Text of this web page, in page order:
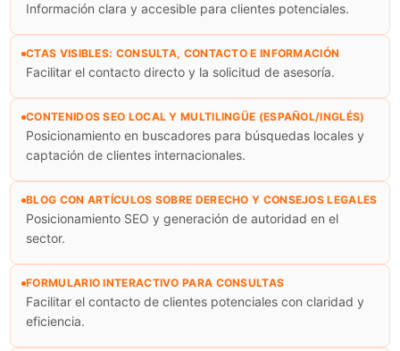
Información clara y accesible para clientes potenciales.
CTAS VISIBLES: CONSULTA, CONTACTO E INFORMACIÓN
Facilitar el contacto directo y la solicitud de asesoría.
CONTENIDOS SEO LOCAL Y MULTILINGÜE (ESPAÑOL/INGLÉS)
Posicionamiento en buscadores para búsquedas locales y
captación de clientes internacionales.
BLOG CON ARTÍCULOS SOBRE DERECHO Y CONSEJOS LEGALES
Posicionamiento SEO y generación de autoridad en el
sector.
FORMULARIO INTERACTIVO PARA CONSULTAS
Facilitar el contacto de clientes potenciales con claridad y
eficiencia.